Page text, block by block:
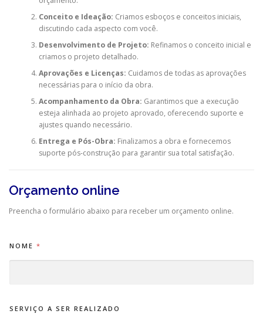
Conceito e Ideação: Criamos esboços e conceitos iniciais,
discutindo cada aspecto com você.
Desenvolvimento de Projeto: Refinamos o conceito inicial e
criamos o projeto detalhado.
Aprovações e Licenças: Cuidamos de todas as aprovações
necessárias para o início da obra.
Acompanhamento da Obra: Garantimos que a execução
esteja alinhada ao projeto aprovado, oferecendo suporte e
ajustes quando necessário.
Entrega e Pós-Obra: Finalizamos a obra e fornecemos
suporte pós-construção para garantir sua total satisfação.
Orçamento online
Preencha o formulário abaixo para receber um orçamento online.
NOME *
SERVIÇO A SER REALIZADO